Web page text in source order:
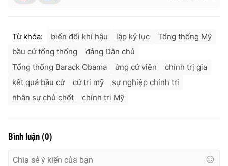
Từ khóa: biến đổi khí hậu lập kỷ lục
Tổng thống Mỹ
bầu cử tổng thống
đảng Dân chủ
Tổng thống Barack Obama
ứng cử viên
chính trị gia
kết quả bầu cử
cử tri mỹ
sự nghiệp chính trị
nhân sự chủ chốt
chính trị Mỹ
Bình luận (0)